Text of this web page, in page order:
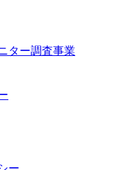
ター調査事業